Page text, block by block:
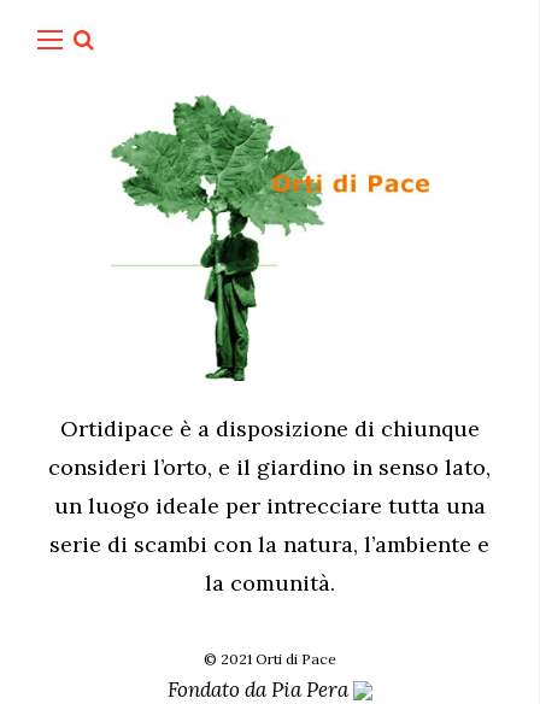
Ortidipace è a disposizione di chiunque
consideri l’orto, e il giardino in senso lato,
un luogo ideale per intrecciare tutta una
serie di scambi con la natura, l’ambiente e
la comunità.
© 2021 Orti di Pace
Fondato daPia Pera